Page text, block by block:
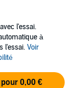
l'essai.
à
l'essai. Voir
0,00 €